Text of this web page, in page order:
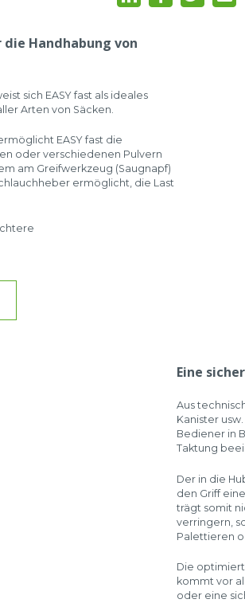
Handhabung von
sich EASY fast als ideales
Arten von Säcken.
EASY fast die
oder verschiedenen Pulvern
am Greifwerkzeug (Saugnapf)
ermöglicht, die Last
Eine
Aus
Kanister
Bediener in
Taktung
Der in die
den Griff
trägt somit
verringern,
Palettieren
Die
kommt vor
oder eine